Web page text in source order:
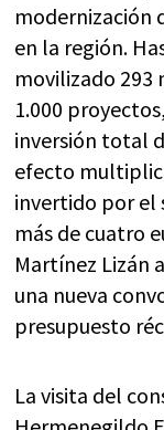
modernización
en la región.
movilizado 293
1.000
inversión total
efecto
invertido por el
más de cuatro
Martínez Lizán
una nueva
presupuesto
La visita del